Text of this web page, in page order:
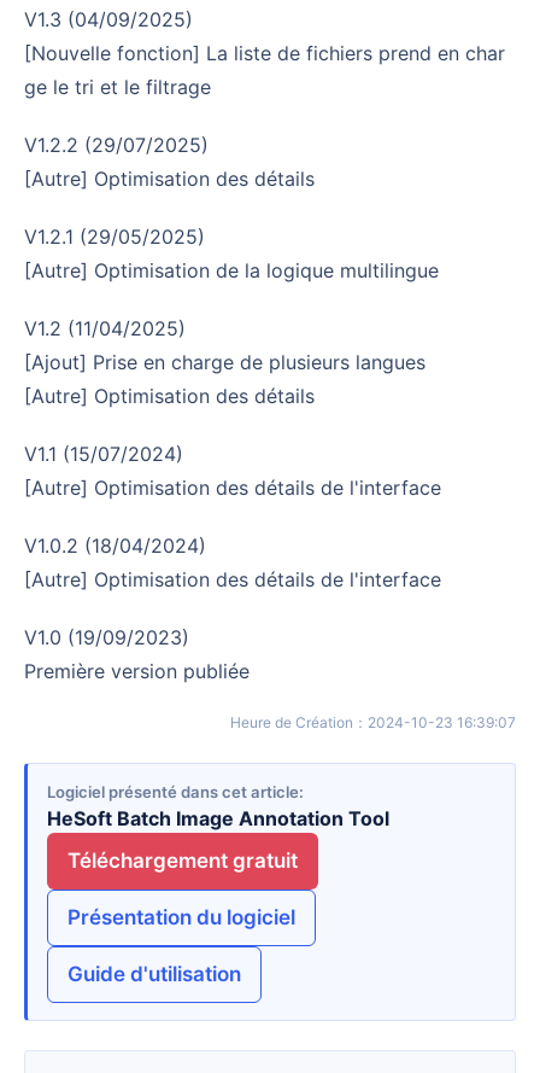
v1.3 (04/09/2025)
[Nouvelle fonction] La liste de fichiers prend en char
ge le tri et le filtrage
v1.2.2 (29/07/2025)
[Autre] Optimisation des détails
v1.2.1 (29/05/2025)
[Autre] Optimisation de la logique multilingue
v1.2 (11/04/2025)
[Ajout] Prise en charge de plusieurs langues
[Autre] Optimisation des détails
v1.1 (15/07/2024)
[Autre] Optimisation des détails de l'interface
v1.0.2 (18/04/2024)
[Autre] Optimisation des détails de l'interface
v1.0 (19/09/2023)
Première version publiée
Heure de Création ： 2024-10-23 16:39:07
Logiciel présenté dans cet article
HeSoft Batch Image Annotation Tool
Téléchargement gratuit
Présentation du logiciel
Guide d'utilisation